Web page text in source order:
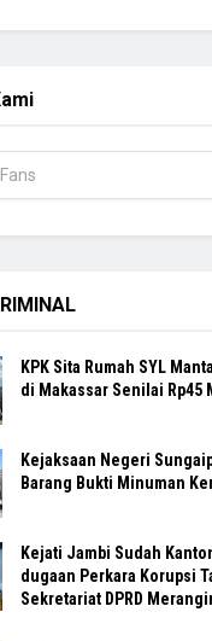
Fans
KPK Sita Rumah SYL
di Makassar Senilai Rp45
Kejaksaan Negeri
Barang Bukti Minuman
Kejati Jambi Sudah
dugaan Perkara Korupsi
Sekretariat DPRD